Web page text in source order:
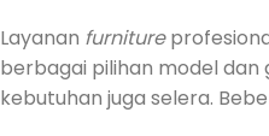
Layanan furniture
berbagai pilihan model dan
kebutuhan juga selera.